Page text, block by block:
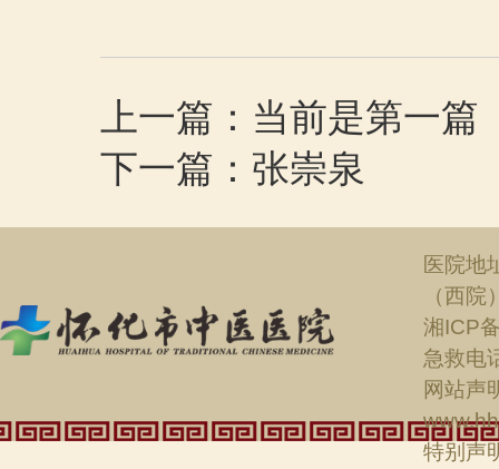
上一篇：当前是第一篇
下一篇：张崇泉
医院地
（西院
湘ICP
急救电
网站声
特别声